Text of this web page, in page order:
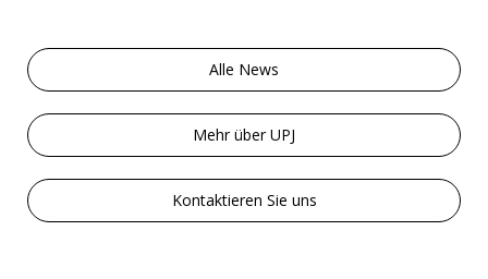
Alle News
Mehr über UPJ
Kontaktieren Sie uns